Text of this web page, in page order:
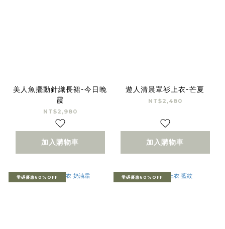
美人魚擺動針織長裙-今日晚
霞
NT$2,980
加入購物車
遊人清晨罩衫上衣-芒夏
NT$2,480
加入購物車
零碼優惠60%OFF 零碼優惠60%OFF